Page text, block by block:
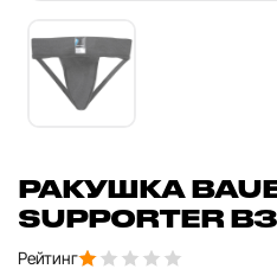
РАКУШКА
SUPPORTER
Рейтинг